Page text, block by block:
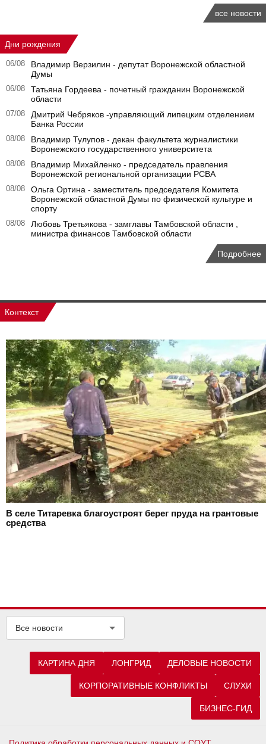
все новости
Дни рождения
06/08
Владимир Верзилин - депутат Воронежской областной
Думы
06/08
Татьяна Гордеева - почетный гражданин Воронежской
области
07/08
Дмитрий Чебряков -управляющий липецким отделением
Банка России
08/08
Владимир Тулупов - декан факультета журналистики
Воронежского государственного университета
08/08
Владимир Михайленко - председатель правления
Воронежской региональной организации РСВА
08/08
Ольга Ортина - заместитель председателя Комитета
Воронежской областной Думы по физической культуре и
спорту
08/08
Любовь Третьякова - замглавы Тамбовской области ,
министра финансов Тамбовской области
Подробнее
Контекст
В селе Титаревка благоустроят берег пруда на грантовые
средства
Все новости
КАРТИНА ДНЯ ЛОНГРИД ДЕЛОВЫЕ НОВОСТИ
КОРПОРАТИВНЫЕ КОНФЛИКТЫ СЛУХИ
БИЗНЕС-ГИД